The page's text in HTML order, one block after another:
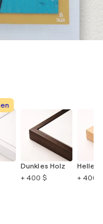
Dunkles Holz
+ 400 $
Helles
+ 400 $